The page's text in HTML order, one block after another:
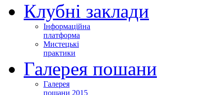
Клубні заклади
Інформаційна
платформа
Мистецькі
практики
Галерея пошани
Галерея
пошани 2015